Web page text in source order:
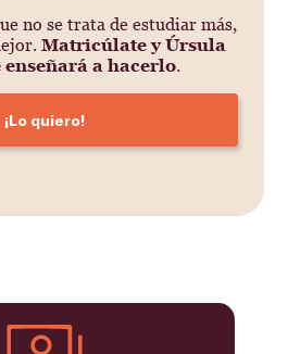
no se trata de estudiar más,
Matricúlate y Úrsula
enseñará a hacerlo.
¡Lo quiero!